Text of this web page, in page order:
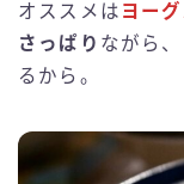
オススメは ヨー
さっぱり ながら、
るから。